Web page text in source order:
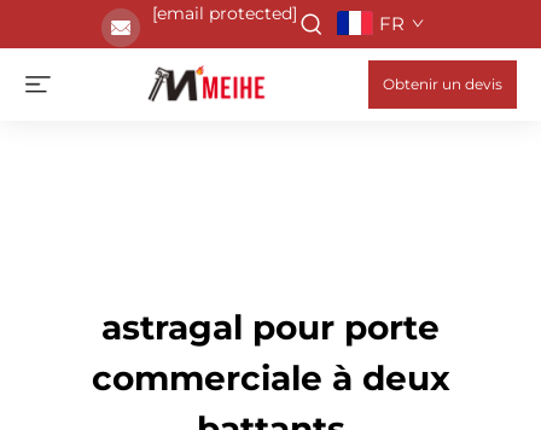
[email protected] FR
Obtenir un devis
astragal pour porte
commerciale à deux